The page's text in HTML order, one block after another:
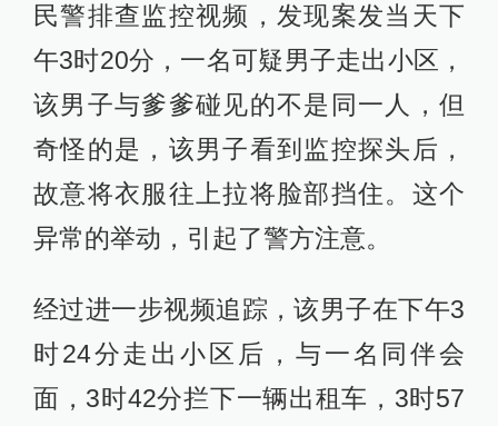
民警排查监控视频，发现案发当天下
午3时20分，一名可疑男子走出小区，
该男子与爹爹碰见的不是同一人，但
奇怪的是，该男子看到监控探头后，
故意将衣服往上拉将脸部挡住。这个
异常的举动，引起了警方注意。
经过进一步视频追踪，该男子在下午3
时24分走出小区后，与一名同伴会
面，3时42分拦下一辆出租车，3时57